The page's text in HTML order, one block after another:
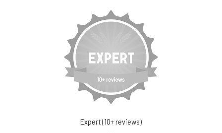
Expert (10+ reviews)